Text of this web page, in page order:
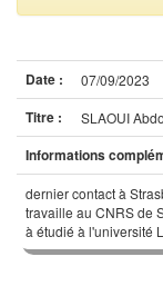
Date : 07/09/2023
Titre : SLAOUI
Informations
dernier contact à
travaille au CNRS de
à étudié à l'université